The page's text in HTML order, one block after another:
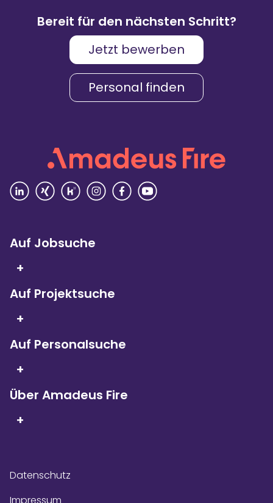
Bewertungen
Weiterempfehlungen
Karriere & Gehalt
4,2
Unternehmenskultur
4,3
4,4
Rezensionen lesen
Kununu Top Company – dank
über 9.000Bewertungen!
Bereit für den nächsten Schritt?
Jetzt bewerben
Personal finden
Auf Jobsuche
+
Auf Projektsuche
+
Auf Personalsuche
+
Über Amadeus Fire
+
Datenschutz